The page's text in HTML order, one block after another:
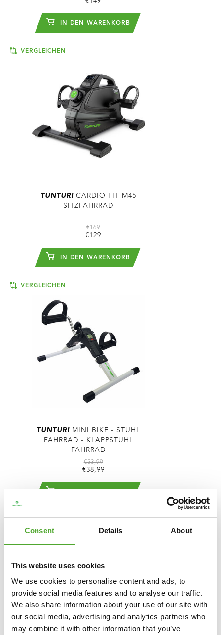
Consent Details About
This website uses cookies
We use cookies to personalise content and ads, to
provide social media features and to analyse our traffic.
We also share information about your use of our site with
our social media, advertising and analytics partners who
may combine it with other information that you’ve
IN DEN WARENKORB
VERGLEICHEN
TUNTURI CARDIO FIT M45
SITZFAHRRAD
€169
€129
IN DEN WARENKORB
VERGLEICHEN
TUNTURI MINI BIKE - STUHL
FAHRRAD - KLAPPSTUHL
FAHRRAD
€53,99
€38,99